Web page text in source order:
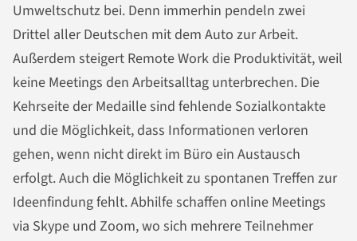
Umweltschutz bei. Denn immerhin pendeln zwei
Drittel aller Deutschen mit dem Auto zur Arbeit.
Außerdem steigert Remote Work die Produktivität, weil
keine Meetings den Arbeitsalltag unterbrechen. Die
Kehrseite der Medaille sind fehlende Sozialkontakte
und die Möglichkeit, dass Informationen verloren
gehen, wenn nicht direkt im Büro ein Austausch
erfolgt. Auch die Möglichkeit zu spontanen Treffen zur
Ideenfindung fehlt. Abhilfe schaffen online Meetings
via Skype und Zoom, wo sich mehrere Teilnehmer